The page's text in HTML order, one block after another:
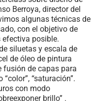
Berroya, director del
algunas técnicas de
con el objetivo de
posible.
siluetas y escala de
de óleo de pintura
fusión de capas para
“saturación”.
con modo
brillo” .